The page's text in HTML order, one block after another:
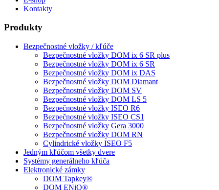
Kontakty
Produkty
Bezpečnostné vložky / kľúče
Bezpečnostné vložky DOM ix 6 SR plus
Bezpečnostné vložky DOM ix 6 SR
Bezpečnostné vložky DOM ix DAS
Bezpečnostné vložky DOM Diamant
Bezpečnostné vložky DOM SV
Bezpečnostné vložky DOM LS 5
Bezpečnostné vložky ISEO R6
Bezpečnostné vložky ISEO CS1
Bezpečnostné vložky Gera 3000
Bezpečnostné vložky DOM RN
Cylindrické vložky ISEO F5
Jedným kľúčom všetky dvere
Systémy generálneho kľúča
Elektronické zámky
DOM Tapkey®
DOM ENiQ®